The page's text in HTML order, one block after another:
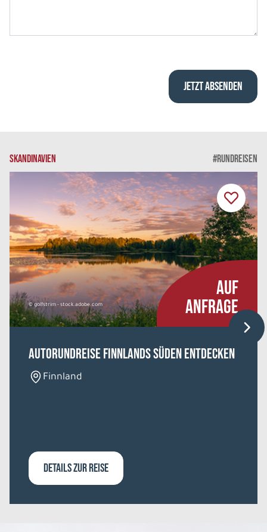
SKANDINAVIEN #RUNDREISEN
© golfstrim - stock.adobe.com
AUF
ANFRAGE
Autorundreise Finnlands Süden entdecken
Finnland
DETAILS ZUR REISE